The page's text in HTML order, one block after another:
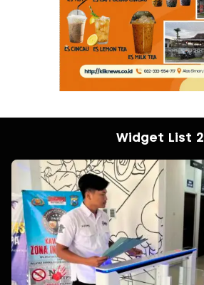
Widget List 2